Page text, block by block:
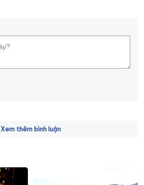
Xem thêm bình luận